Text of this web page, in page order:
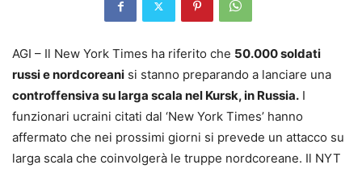
AGI – Il New York Times ha riferito che 50.000 soldati
russi e nordcoreani si stanno preparando a lanciare una
controffensiva su larga scala nel Kursk, in Russia. I
funzionari ucraini citati dal ‘New York Times’ hanno
affermato che nei prossimi giorni si prevede un attacco su
larga scala che coinvolgerà le truppe nordcoreane. Il NYT